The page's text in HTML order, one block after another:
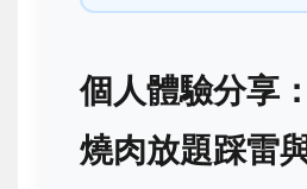
個人體驗分享
燒肉放題踩雷